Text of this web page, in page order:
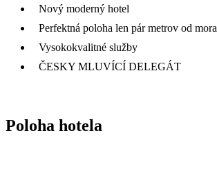
Nový moderný hotel
Perfektná poloha len pár metrov od mora
Vysokokvalitné služby
ČESKY MLUVÍCÍ DELEGÁT
Poloha hotela